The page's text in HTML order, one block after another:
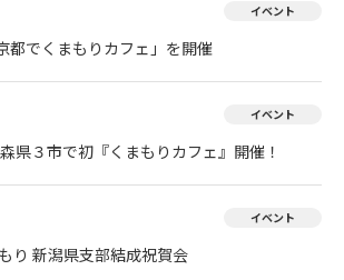
イベント
都でくまもりカフェ」を開催
イベント
県３市で初『くまもりカフェ』開催！
イベント
り 新潟県支部結成祝賀会